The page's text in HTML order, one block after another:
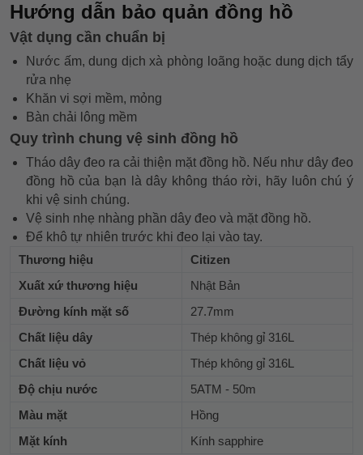
Hướng dẫn bảo quản đồng hồ
Vật dụng cần chuẩn bị
Nước ấm, dung dịch xà phòng loãng hoặc dung dịch tẩy
rửa nhẹ
Khăn vi sợi mềm, mỏng
Bàn chải lông mềm
Quy trình chung vệ sinh đồng hồ
Tháo dây đeo ra cải thiện mặt đồng hồ. Nếu như dây đeo
đồng hồ của bạn là dây không tháo rời, hãy luôn chú ý
khi vệ sinh chúng.
Vệ sinh nhẹ nhàng phần dây đeo và mặt đồng hồ.
Để khô tự nhiên trước khi đeo lại vào tay.
Thương hiệu
Citizen
Xuất xứ thương hiệu
Nhật Bản
Đường kính mặt số
27.7mm
Chất liệu dây
Thép không gỉ 316L
Chất liệu vỏ
Thép không gỉ 316L
Độ chịu nước
5ATM - 50m
Màu mặt
Hồng
Mặt kính
Kính sapphire